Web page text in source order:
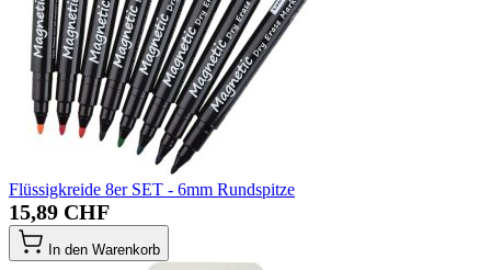
Flüssigkreide 8er SET - 6mm Rundspitze
15,89 CHF
In den Warenkorb